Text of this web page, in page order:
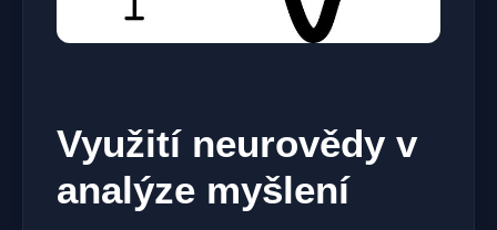
Využití neurovědy v
analýze myšlení